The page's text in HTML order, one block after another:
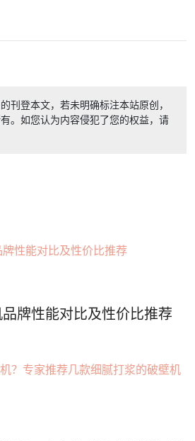
刊登本文，若未明确标注本站原创，
。如您认为内容侵犯了您的权益，请
牌性能对比及性价比推荐